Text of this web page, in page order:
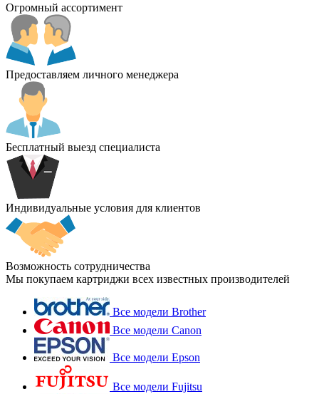
Огромный ассортимент
Предоставляем личного менеджера
Бесплатный выезд специалиста
Индивидуальные условия для клиентов
Возможность сотрудничества
Мы покупаем картриджи всех известных производителей
Все модели Brother
Все модели Canon
Все модели Epson
Все модели Fujitsu